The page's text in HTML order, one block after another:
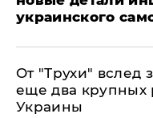
украинского
От "Трухи" вслед
еще два крупных
Украины